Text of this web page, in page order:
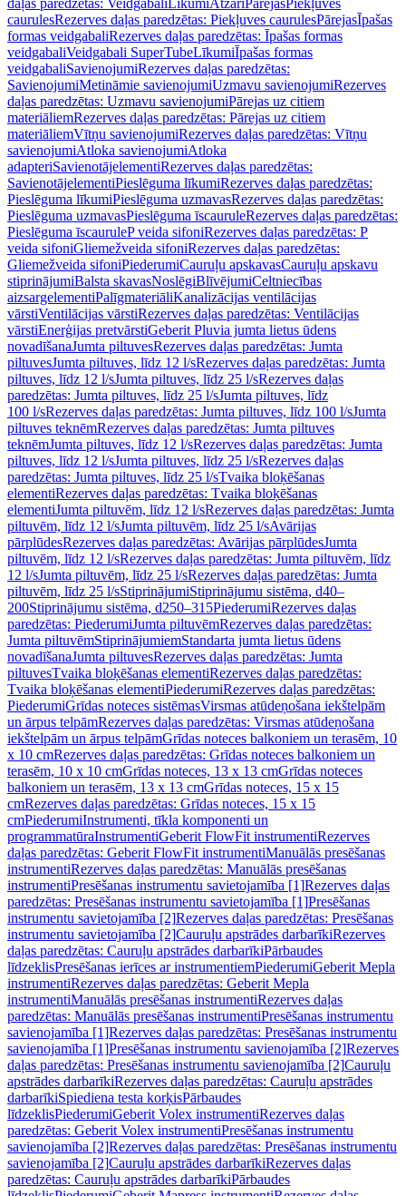
daļas paredzētas: Veidgabali LīkumiAtzari PārejasPiekļuves
caurulesRezerves daļas paredzētas: Piekļuves caurulesPārejasĪpašas
formas veidgabaliRezerves daļas paredzētas: Īpašas formas
veidgabaliVeidgabali SuperTubeLīkumiĪpašas formas
veidgabaliSavienojumiRezerves daļas paredzētas:
SavienojumiMetināmie savienojumiUzmavu savienojumiRezerves
daļas paredzētas: Uzmavu savienojumiPārejas uz citiem
materiāliemRezerves daļas paredzētas: Pārejas uz citiem
materiāliemVītņu savienojumiRezerves daļas paredzētas: Vītņu
savienojumiAtloka savienojumiAtloka
adapteriSavienotājelementiRezerves daļas paredzētas:
SavienotājelementiPieslēguma līkumiRezerves daļas paredzētas:
Pieslēguma līkumiPieslēguma uzmavasRezerves daļas paredzētas:
Pieslēguma uzmavasPieslēguma īscauruleRezerves daļas paredzētas:
Pieslēguma īscauruleP veida sifoniRezerves daļas paredzētas: P
veida sifoniGliemežveida sifoniRezerves daļas paredzētas:
Gliemežveida sifoniPiederumiCauruļu apskavasCauruļu apskavu
stiprinājumiBalsta skavasNoslēgiBlīvējumiCeltniecības
aizsargelementiPalīgmateriāliKanalizācijas ventilācijas
vārstiVentilācijas vārstiRezerves daļas paredzētas: Ventilācijas
vārstiEnerģijas pretvārstiGeberit Pluvia jumta lietus ūdens
novadīšanaJumta piltuvesRezerves daļas paredzētas: Jumta
piltuvesJumta piltuves, līdz 12 l/sRezerves daļas paredzētas: Jumta
piltuves, līdz 12 l/sJumta piltuves, līdz 25 l/sRezerves daļas
paredzētas: Jumta piltuves, līdz 25 l/sJumta piltuves, līdz
100 l/sRezerves daļas paredzētas: Jumta piltuves, līdz 100 l/sJumta
piltuves teknēmRezerves daļas paredzētas: Jumta piltuves
teknēmJumta piltuves, līdz 12 l/sRezerves daļas paredzētas: Jumta
piltuves, līdz 12 l/sJumta piltuves, līdz 25 l/sRezerves daļas
paredzētas: Jumta piltuves, līdz 25 l/sTvaika bloķēšanas
elementiRezerves daļas paredzētas: Tvaika bloķēšanas
elementiJumta piltuvēm, līdz 12 l/sRezerves daļas paredzētas: Jumta
piltuvēm, līdz 12 l/sJumta piltuvēm, līdz 25 l/sAvārijas
pārplūdesRezerves daļas paredzētas: Avārijas pārplūdesJumta
piltuvēm, līdz 12 l/sRezerves daļas paredzētas: Jumta piltuvēm, līdz
12 l/sJumta piltuvēm, līdz 25 l/sRezerves daļas paredzētas: Jumta
piltuvēm, līdz 25 l/sStiprinājumiStiprinājumu sistēma, d40–
200Stiprinājumu sistēma, d250–315PiederumiRezerves daļas
paredzētas: PiederumiJumta piltuvēmRezerves daļas paredzētas:
Jumta piltuvēmStiprinājumiemStandarta jumta lietus ūdens
novadīšanaJumta piltuvesRezerves daļas paredzētas: Jumta
piltuvesTvaika bloķēšanas elementiRezerves daļas paredzētas:
Tvaika bloķēšanas elementiPiederumiRezerves daļas paredzētas:
PiederumiGrīdas noteces sistēmasVirsmas atūdeņošana iekštelpām
un ārpus telpāmRezerves daļas paredzētas: Virsmas atūdeņošana
iekštelpām un ārpus telpāmGrīdas noteces balkoniem un terasēm, 10
x 10 cmRezerves daļas paredzētas: Grīdas noteces balkoniem un
terasēm, 10 x 10 cmGrīdas noteces, 13 x 13 cmGrīdas noteces
balkoniem un terasēm, 13 x 13 cmGrīdas noteces, 15 x 15
cmRezerves daļas paredzētas: Grīdas noteces, 15 x 15
cmPiederumiInstrumenti, tīkla komponenti un
programmatūraInstrumentiGeberit FlowFit instrumentiRezerves
daļas paredzētas: Geberit FlowFit instrumentiManuālās presēšanas
instrumentiRezerves daļas paredzētas: Manuālās presēšanas
instrumentiPresēšanas instrumentu savietojamība [1]Rezerves daļas
paredzētas: Presēšanas instrumentu savietojamība [1]Presēšanas
instrumentu savietojamība [2]Rezerves daļas paredzētas: Presēšanas
instrumentu savietojamība [2]Cauruļu apstrādes darbarīkiRezerves
daļas paredzētas: Cauruļu apstrādes darbarīkiPārbaudes
līdzeklisPresēšanas ierīces ar instrumentiemPiederumiGeberit Mepla
instrumentiRezerves daļas paredzētas: Geberit Mepla
instrumentiManuālās presēšanas instrumentiRezerves daļas
paredzētas: Manuālās presēšanas instrumentiPresēšanas instrumentu
savienojamība [1]Rezerves daļas paredzētas: Presēšanas instrumentu
savienojamība [1]Presēšanas instrumentu savienojamība [2]Rezerves
daļas paredzētas: Presēšanas instrumentu savienojamība [2]Cauruļu
apstrādes darbarīkiRezerves daļas paredzētas: Cauruļu apstrādes
darbarīkiSpiediena testa korķisPārbaudes
līdzeklisPiederumiGeberit Volex instrumentiRezerves daļas
paredzētas: Geberit Volex instrumentiPresēšanas instrumentu
savienojamība [2]Rezerves daļas paredzētas: Presēšanas instrumentu
savienojamība [2]Cauruļu apstrādes darbarīkiRezerves daļas
paredzētas: Cauruļu apstrādes darbarīkiPārbaudes